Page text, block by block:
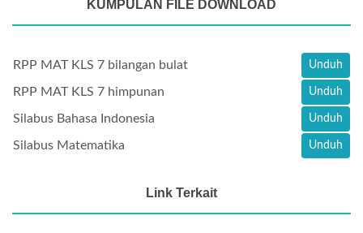
KUMPULAN FILE DOWNLOAD
RPP MAT KLS 7 bilangan bulat Unduh
RPP MAT KLS 7 himpunan Unduh
Silabus Bahasa Indonesia Unduh
Silabus Matematika Unduh
Link Terkait